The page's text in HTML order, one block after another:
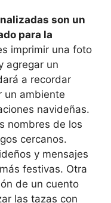
son un
para la
imprimir una foto
agregar un
a recordar
un ambiente
navideñas.
nombres de los
cercanos.
y mensajes
festivas. Otra
de un cuento
las tazas con